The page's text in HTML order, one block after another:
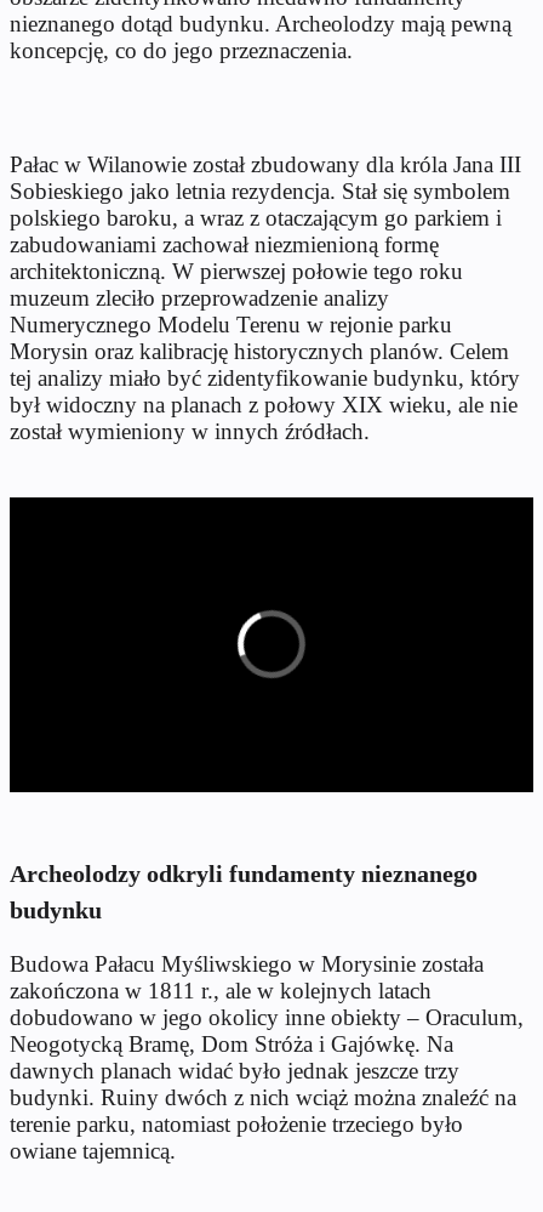
nieznanego dotąd budynku. Archeolodzy mają pewną
koncepcję, co do jego przeznaczenia.
Pałac w Wilanowie został zbudowany dla króla Jana III
Sobieskiego jako letnia rezydencja. Stał się symbolem
polskiego baroku, a wraz z otaczającym go parkiem i
zabudowaniami zachował niezmienioną formę
architektoniczną. W pierwszej połowie tego roku
muzeum zleciło przeprowadzenie analizy
Numerycznego Modelu Terenu w rejonie parku
Morysin oraz kalibrację historycznych planów. Celem
tej analizy miało być zidentyfikowanie budynku, który
był widoczny na planach z połowy XIX wieku, ale nie
został wymieniony w innych źródłach.
Archeolodzy odkryli fundamenty nieznanego
budynku
Budowa Pałacu Myśliwskiego w Morysinie została
zakończona w 1811 r., ale w kolejnych latach
dobudowano w jego okolicy inne obiekty – Oraculum,
Neogotycką Bramę, Dom Stróża i Gajówkę. Na
dawnych planach widać było jednak jeszcze trzy
budynki. Ruiny dwóch z nich wciąż można znaleźć na
terenie parku, natomiast położenie trzeciego było
owiane tajemnicą.